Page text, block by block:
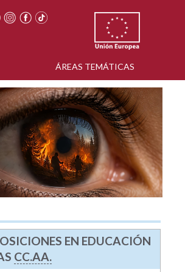
ÁREAS TEMÁTICAS
EN EDUCACIÓN
CC.AA.